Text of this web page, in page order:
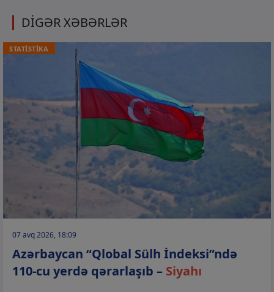
DİGƏR XƏBƏRLƏR
STATİSTİKA
07 avq 2026, 18:09
Azərbaycan “Qlobal Sülh İndeksi”ndə
110-cu yerdə qərarlaşıb – Siyahı